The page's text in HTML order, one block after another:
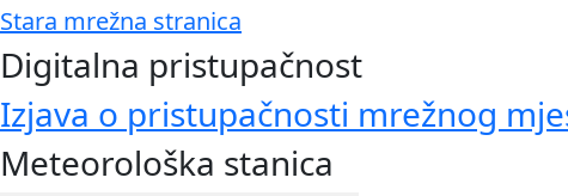
Stara mrežna stranica
Digitalna pristupačnost
Izjava o pristupačnosti mrežnog
Meteorološka stanica